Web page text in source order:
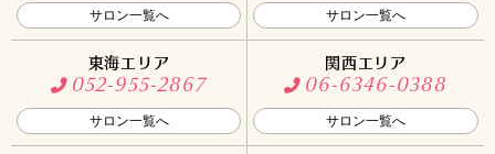
サロン一覧へ サロン一覧へ
東海エリア
052-955-2867
サロン一覧へ
関西エリア
06-6346-0388
サロン一覧へ